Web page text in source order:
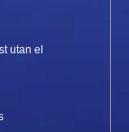
utan el